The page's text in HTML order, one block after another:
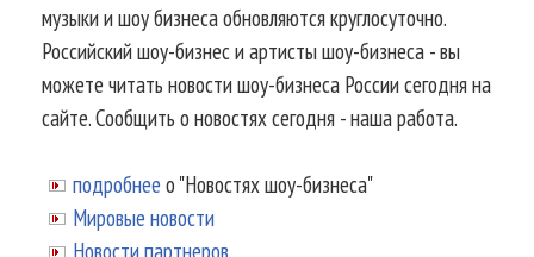
музыки и шоу бизнеса обновляются круглосуточно.
Российский шоу-бизнес и артисты шоу-бизнеса - вы
можете читать новости шоу-бизнеса России сегодня на
сайте. Сообщить о новостях сегодня - наша работа.
подробнее о "Новостях шоу-бизнеса"
Мировые новости
Новости партнеров